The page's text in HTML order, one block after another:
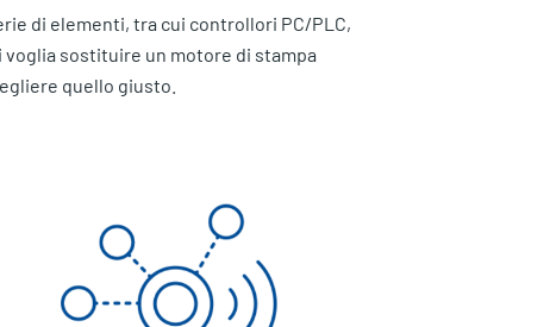
di elementi, tra cui controllori PC/PLC,
sostituire un motore di stampa
quello giusto.